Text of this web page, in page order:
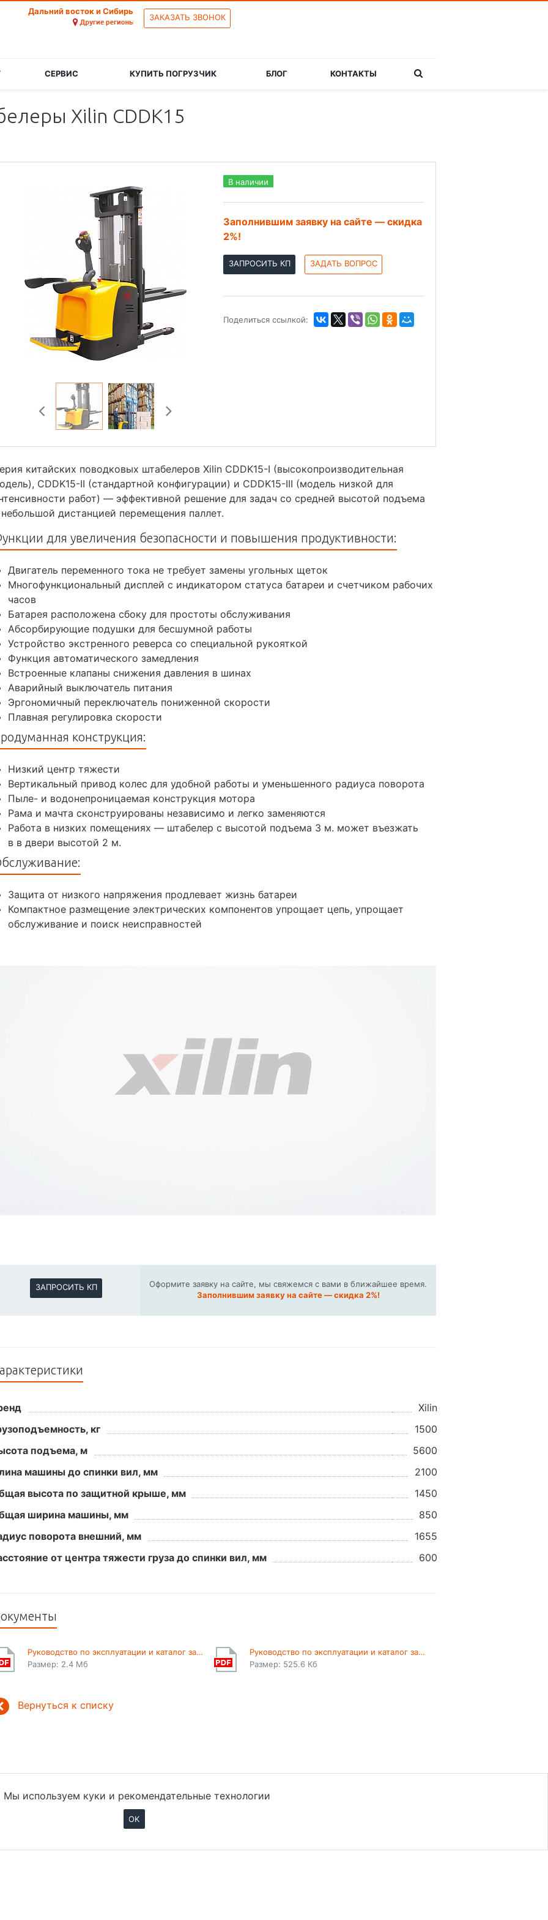
ЗАКАЗАТЬ ЗВОНОК
Дальний восток и Сибирь
СЕРВИС КУПИТЬ ПОГРУЗЧИК БЛОГ КОНТАКТЫ
Xilin CDDK15
В наличии
Заполнившим заявку на сайте — скидка
2%!
ЗАПРОСИТЬ КП ЗАДАТЬ ВОПРОС
Поделиться ссылкой:
китайских поводковых штабелеров Xilin CDDK15-I (высокопроизводительная
CDDK15-II (стандартной конфигурации) и CDDK15-III (модель низкой для
работ) — эффективной решение для задач со средней высотой подъема
дистанцией перемещения паллет.
для увеличения безопасности и повышения продуктивности:
Двигатель переменного тока не требует замены угольных щеток
Многофункциональный дисплей с индикатором статуса батареи и счетчиком рабочих
часов
Батарея расположена сбоку для простоты обслуживания
Абсорбирующие подушки для бесшумной работы
Устройство экстренного реверса со специальной рукояткой
Функция автоматического замедления
Встроенные клапаны снижения давления в шинах
Аварийный выключатель питания
Эргономичный переключатель пониженной скорости
Плавная регулировка скорости
конструкция:
Низкий центр тяжести
Вертикальный привод колес для удобной работы и уменьшенного радиуса поворота
Пыле- и водонепроницаемая конструкция мотора
Рама и мачта сконструированы независимо и легко заменяются
Работа в низких помещениях — штабелер с высотой подъема 3 м. может въезжать
в в двери высотой 2 м.
Защита от низкого напряжения продлевает жизнь батареи
Компактное размещение электрических компонентов упрощает цепь, упрощает
обслуживание и поиск неисправностей
ЗАПРОСИТЬ КП
Оформите заявку на сайте, мы свяжемся с вами в ближайшее время.
Заполнившим заявку на сайте — скидка 2%!
Xilin
кг
1500
подъема, м
5600
машины до спинки вил, мм
2100
высота по защитной крыше, мм
1450
ширина машины, мм
850
поворота внешний, мм
1655
от центра тяжести груза до спинки вил, мм
600
Руководство по эксплуатации и каталог запчастей I
Размер: 2.4 Мб
Руководство по эксплуатации и каталог запчастей II
Размер: 525.6 Кб
Вернуться к списку
Мы используем куки и рекомендательные технологии
OK